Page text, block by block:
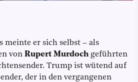
meinte er sich selbst – als
von Rupert Murdoch geführten
Trump ist wütend auf
der in den vergangenen